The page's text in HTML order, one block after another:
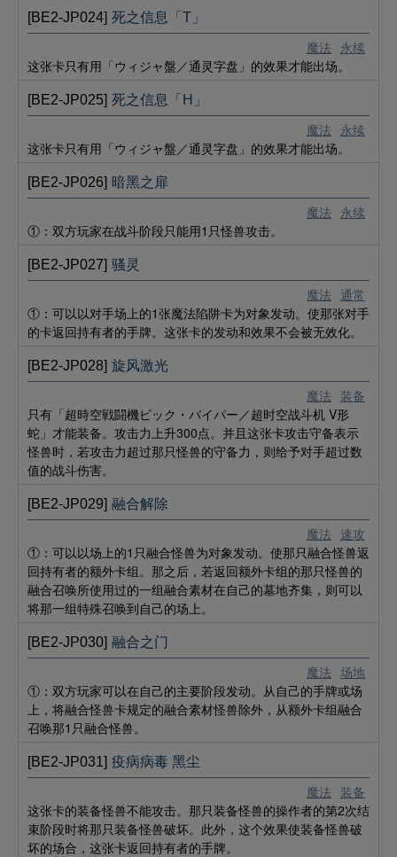
魔法 永续
[BE2-JP024] 死之信息「T」
这张卡只有用「ウィジャ盤／通灵字盘」的效果才能出场。
魔法 永续
[BE2-JP025] 死之信息「H」
这张卡只有用「ウィジャ盤／通灵字盘」的效果才能出场。
魔法 永续
[BE2-JP026] 暗黑之扉
①：双方玩家在战斗阶段只能用1只怪兽攻击。
魔法 通常
[BE2-JP027] 骚灵
①：可以以对手场上的1张魔法陷阱卡为对象发动。使那张对手
的卡返回持有者的手牌。这张卡的发动和效果不会被无效化。
魔法 装备
[BE2-JP028] 旋风激光
只有「超時空戦闘機ビック・バイパー／超时空战斗机 V形
蛇」才能装备。攻击力上升300点。并且这张卡攻击守备表示
怪兽时，若攻击力超过那只怪兽的守备力，则给予对手超过数
值的战斗伤害。
魔法 速攻
[BE2-JP029] 融合解除
①：可以以场上的1只融合怪兽为对象发动。使那只融合怪兽返
回持有者的额外卡组。那之后，若返回额外卡组的那只怪兽的
融合召唤所使用过的一组融合素材在自己的墓地齐集，则可以
将那一组特殊召唤到自己的场上。
魔法 场地
[BE2-JP030] 融合之门
①：双方玩家可以在自己的主要阶段发动。从自己的手牌或场
上，将融合怪兽卡规定的融合素材怪兽除外，从额外卡组融合
召唤那1只融合怪兽。
魔法 装备
[BE2-JP031] 疫病病毒 黑尘
这张卡的装备怪兽不能攻击。那只装备怪兽的操作者的第2次结
束阶段时将那只装备怪兽破坏。此外，这个效果使装备怪兽破
坏的场合，这张卡返回持有者的手牌。